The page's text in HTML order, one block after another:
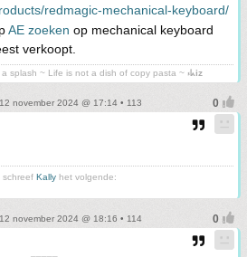
redmagic-mechanical-keyboard/
AE zoeken op mechanical keyboard
verkoopt.
splash ~ Life is not a dish of copy pasta ~ ⳽ᖾiz
november 2024 @ 17:14 • 113
schreef Kally het volgende:
november 2024 @ 18:16 • 114